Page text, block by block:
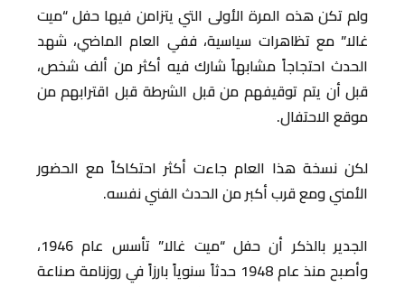
ولم تكن هذه المرة الأولى التي يتزامن فيها حفل “ميت
غالا” مع تظاهرات سياسية، ففي العام الماضي، شهد
الحدث احتجاجاً مشابهاً شارك فيه أكثر من ألف شخص،
قبل أن يتم توقيفهم من قبل الشرطة قبل اقترابهم من
موقع الاحتفال.
لكن نسخة هذا العام جاءت أكثر احتكاكاً مع الحضور
الأمني ومع قرب أكبر من الحدث الفني نفسه.
الجدير بالذكر أن حفل “ميت غالا” تأسس عام 1946،
وأصبح منذ عام 1948 حدثاً سنوياً بارزاً في روزنامة صناعة